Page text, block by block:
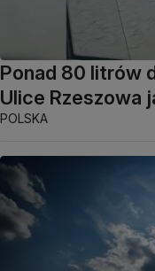
Ponad 80 litrów
Ulice Rzeszowa
POLSKA